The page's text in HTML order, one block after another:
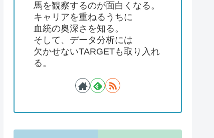
馬を観察するのが面白くなる。
キャリアを重ねるうちに
血統の奥深さを知る。
そして、データ分析には
欠かせないTARGETも取り入れ
る。